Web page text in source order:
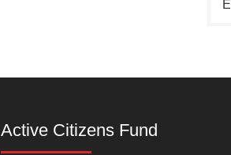
Active Citizens Fund